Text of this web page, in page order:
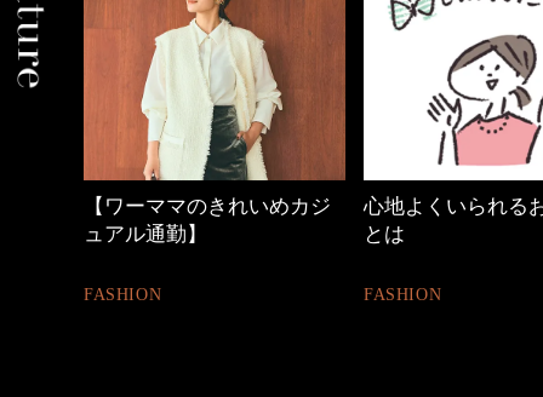
心地よくいられるおしゃれ
とは
FASHION
40代の小顔メ